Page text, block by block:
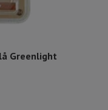
Greenlight